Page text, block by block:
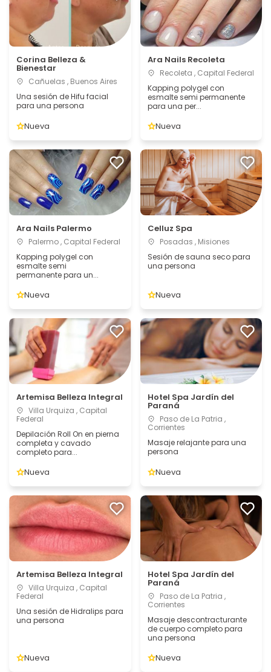
Corina Belleza &
Bienestar
Cañuelas , Buenos Aires
Una sesión de Hifu facial
para una persona
Nueva
Ara Nails Recoleta
Recoleta , Capital Federal
Kapping polygel con
esmalte semi permanente
para una per...
Nueva
Ara Nails Palermo
Palermo , Capital Federal
Kapping polygel con
esmalte semi
permanente para un...
Nueva
Celluz Spa
Posadas , Misiones
Sesión de sauna seco para
una persona
Nueva
Artemisa Belleza Integral
Villa Urquiza , Capital
Federal
Depilación Roll On en pierna
completa y cavado
completo para...
Nueva
Hotel Spa Jardín del
Paraná
Paso de La Patria ,
Corrientes
Masaje relajante para una
persona
Nueva
Artemisa Belleza Integral
Villa Urquiza , Capital
Federal
Una sesión de Hidralips para
una persona
Nueva
Hotel Spa Jardín del
Paraná
Paso de La Patria ,
Corrientes
Masaje descontracturante
de cuerpo completo para
una persona
Nueva